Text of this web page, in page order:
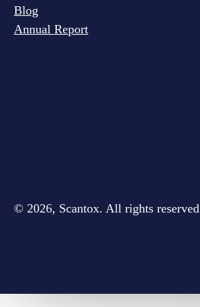
Blog
Annual Report
© 2026, Scantox. All rights reserved